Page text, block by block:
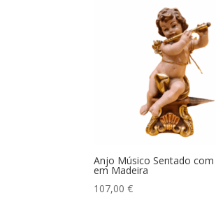
Anjo Músico Sentado com
em Madeira
107,00€